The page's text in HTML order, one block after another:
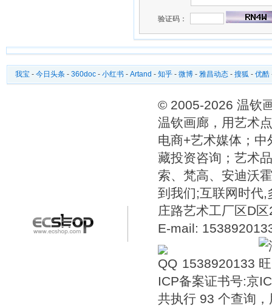
验证码：
我宝 - 今日头条 - 360doc - 小红书 - Artand - 知乎 - 微博 - 雅昌动态 - 搜狐 - 优酷
© 2005-2026 温钦
温钦画廊，用艺术
电商+艺术媒体；
藏投资咨询；艺术
索、梵高、安迪沃
到我们;互联网时代,
庄路艺术工厂区D
E-mail:
1538920133
ICP备案证书号:京
共执行 93 个查询